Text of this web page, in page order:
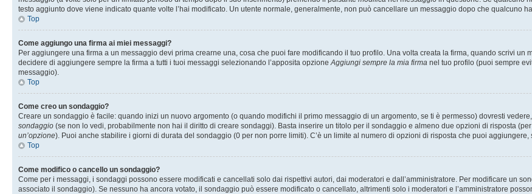
testo aggiunto dove viene indicato quante volte l’hai modificato. Un utente normale, generalmente, non può cancellare un messaggio dopo che qualcuno
Top
Come aggiungo una firma ai miei messaggi?
Per aggiungere una firma a un messaggio devi prima crearne una, cosa che puoi fare modificando il tuo profilo. Una volta creata la firma, quando scrivi un
decidere di aggiungere sempre la firma a tutti i tuoi messaggi selezionando l’apposita opzioneAggiungi sempre la mia firma nel tuo profilo (puoi sempre
messaggio).
Top
Come creo un sondaggio?
Creare un sondaggio è facile: quando inizi un nuovo argomento (o quando modifichi il primo messaggio di un argomento, se ti è permesso) dovresti
sondaggio (se non lo vedi, probabilmente non hai il diritto di creare sondaggi). Basta inserire un titolo per il sondaggio e almeno due opzioni di risposta
un’opzione). Puoi anche stabilire i giorni di durata del sondaggio (0 per non porre limiti). C’è un limite al numero di opzioni di risposta che puoi aggiungere,
Top
Come modifico o cancello un sondaggio?
Come per i messaggi, i sondaggi possono essere modificati e cancellati solo dai rispettivi autori, dai moderatori e dall’amministratore. Per modificare un
associato il sondaggio). Se nessuno ha ancora votato, il sondaggio può essere modificato o cancellato, altrimenti solo i moderatori e l’amministratore